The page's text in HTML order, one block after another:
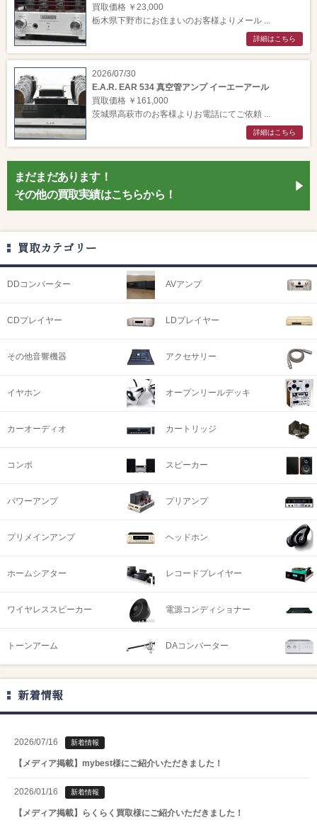
買取価格 ￥23,000
栃木県下野市にお住まいのお客様よりメール ...
詳細はこちら
2026/07/30
E.A.R. EAR 534 真空管アンプ イーエーアール
買取価格 ￥161,000
茨城県高萩市のお客様よりお電話にてご依頼 ...
詳細はこちら
まだまだあります！
その他の買取実績はこちらから！
買取カテゴリー
DDコンバーター AVアンプ
CDプレイヤー LDプレイヤー
その他音響機器 アクセサリー
イヤホン オープンリールデッキ
カーオーディオ カートリッジ
コンポ スピーカー
パワーアンプ プリアンプ
プリメインアンプ ヘッドホン
ホームシアター レコードプレイヤー
ワイヤレススピーカー 電源コンディショナー
トーンアーム DAコンバーター
新着情報
2026/07/16 新着情報
【メディア掲載】mybest様にご紹介いただきました！
2026/01/16 新着情報
【メディア掲載】らくらく買取様にご紹介いただきました！